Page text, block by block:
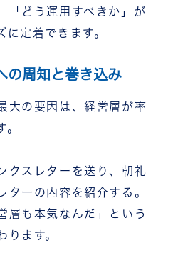
「どう運用すべきか」が
に定着できます。
の周知と巻き込み
大の要因は、経営層が率
クスレターを送り、朝礼
ターの内容を紹介する。
層も本気なんだ」という
ります。